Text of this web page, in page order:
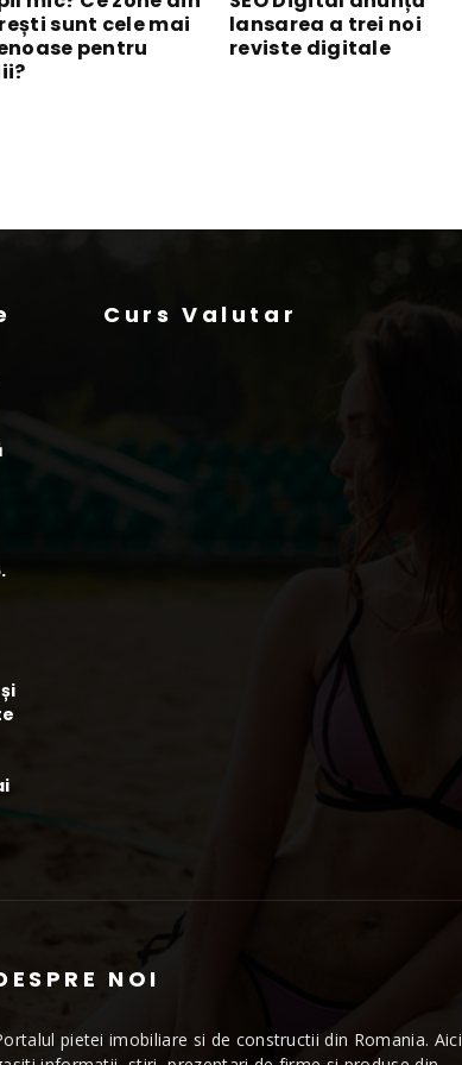
sunt cele mai
pentru
lansarea a trei noi
reviste digitale
Curs Valutar
NOI
pietei imobiliare si de constructii din Romania. Aici